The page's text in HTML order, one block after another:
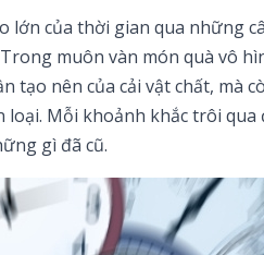
của thời gian qua những
muôn vàn món quà vô
nên của cải vật chất, mà
loại. Mỗi khoảnh khắc trôi
gì đã cũ.